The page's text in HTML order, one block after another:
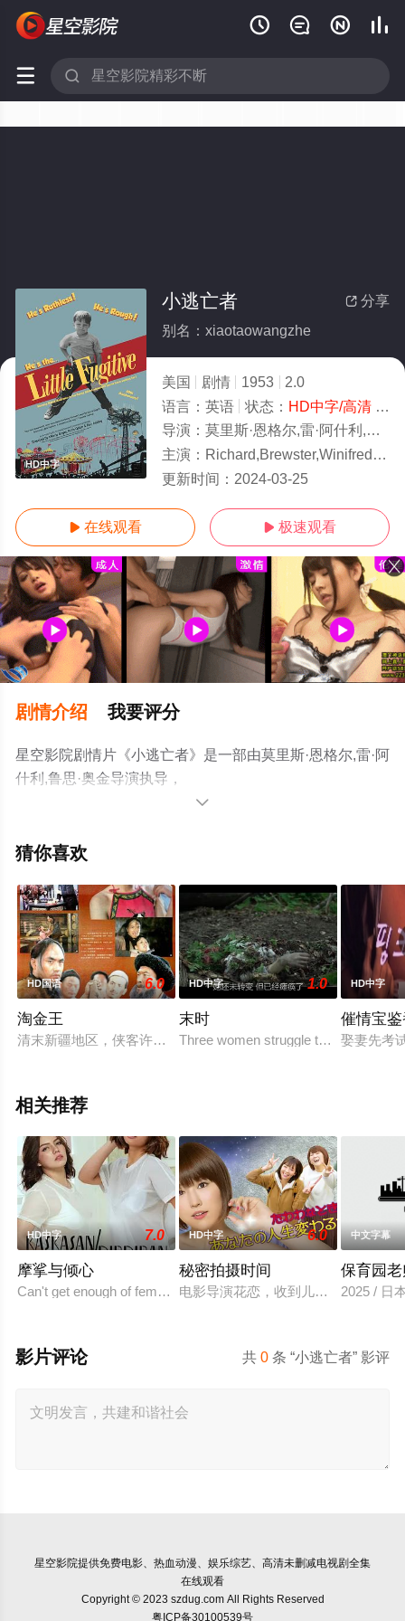
   
 
HD中字
 分享
小逃亡者
别名：xiaotaowangzhe
美国 剧情 1953
2.0
语言： 英语 状态： HD中字/高清- 免费在线观看
导演： 莫里斯·恩格尔,雷·阿什利,鲁思·奥金
主演： Richard,Brewster,Winifred,Cushing,Jay,Willi
更新时间： 2024-03-25
 在线观看  极速观看
剧情介绍 我要评分
星空影院剧情片《小逃亡者》是一部由莫里斯·恩格尔,雷·阿
什利,鲁思·奥金导演执导，
无删减完整版电影大全就上星空电影网，更多相关信息可

猜你喜欢
HD国语 6.0
淘金王
清末新疆地区，侠客许天雄从金匪手中救下遭到金行老板巴占
HD中字 1.0
末时
Three women struggle to survive in
HD中字
催情宝
娶妻先考
相关推荐
HD中字 7.0
摩挲与倾心
Can't get enough of female to female action in "Kiss
HD中字 6.0
秘密拍摄时间
电影导演花恋，收到儿时玩伴兼名导
中文字幕
保育园
2025 / 日
共0 条 “小逃亡者” 影评
影片评论
星空影院提供免费电影、热血动漫、娱乐综艺、高清未删减电视剧全集
在线观看
Copyright © 2023 szdug.com All Rights Reserved
粤ICP备30100539号